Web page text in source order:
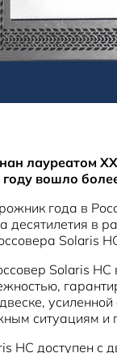
лауреатом
году вошло
года в
десятилетия в
Solaris
Solaris
ситуациям и
HC доступен с